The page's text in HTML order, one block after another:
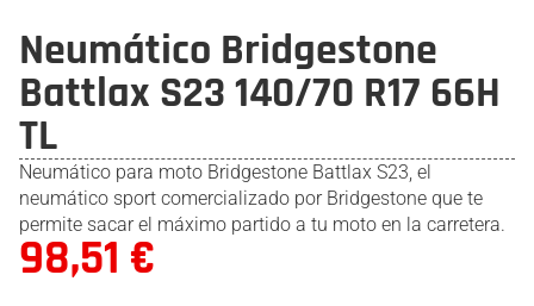
Neumático Bridgestone
Battlax S23 140/70 R17 66H
TL
Neumático para moto Bridgestone Battlax S23, el
neumático sport comercializado por Bridgestone que te
permite sacar el máximo partido a tu moto en la carretera.
98,51 €